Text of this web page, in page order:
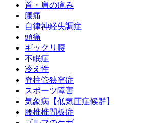
首・肩の痛み
腰痛
自律神経失調症
頭痛
ギックリ腰
不眠症
冷え性
脊柱管狭窄症
スポーツ障害
気象病【低気圧症候群】
腰椎椎間板症